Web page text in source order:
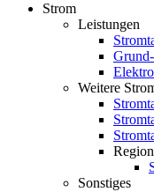
Strom
Leistungen
Weitere
Sonstiges